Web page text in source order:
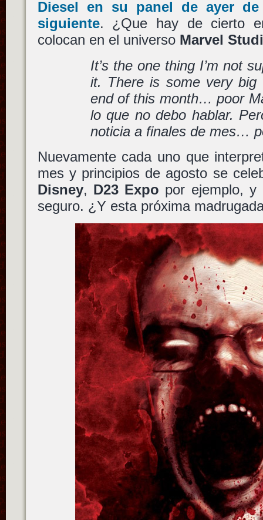
Diesel en su panel de ayer
siguiente. ¿Que hay de cierto
colocan en el universo Marvel
It’s the one thing I’m not
it. There is some very big
end of this month… poor
lo que no debo hablar.
noticia a finales de mes…
Nuevamente cada uno que
mes y principios de agosto se
Disney, D23 Expo por ejemplo, y
seguro. ¿Y esta próxima